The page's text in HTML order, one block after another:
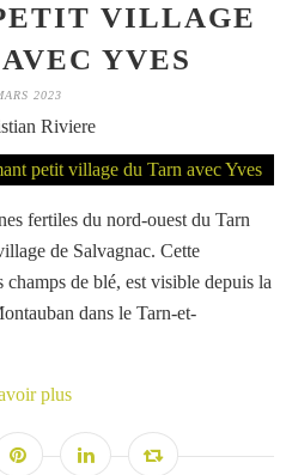
VILLAGE
YVES
2023
Riviere
fertiles du nord-ouest du Tarn
de Salvagnac. Cette
champs de blé, est visible depuis la
dans le Tarn-et-
plus